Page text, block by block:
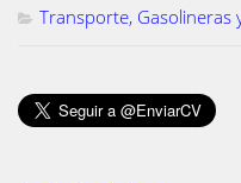
Transporte, Gasolineras